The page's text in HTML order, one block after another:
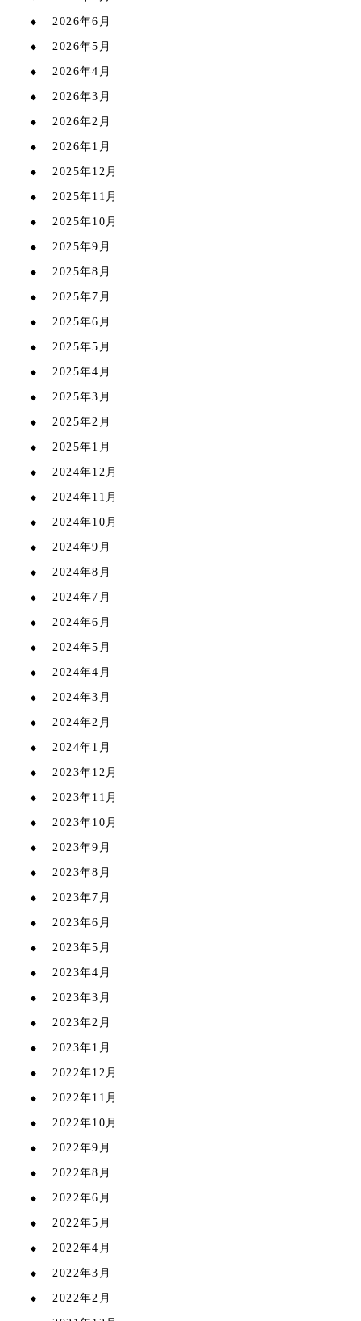
2026年6月
2026年5月
2026年4月
2026年3月
2026年2月
2026年1月
2025年12月
2025年11月
2025年10月
2025年9月
2025年8月
2025年7月
2025年6月
2025年5月
2025年4月
2025年3月
2025年2月
2025年1月
2024年12月
2024年11月
2024年10月
2024年9月
2024年8月
2024年7月
2024年6月
2024年5月
2024年4月
2024年3月
2024年2月
2024年1月
2023年12月
2023年11月
2023年10月
2023年9月
2023年8月
2023年7月
2023年6月
2023年5月
2023年4月
2023年3月
2023年2月
2023年1月
2022年12月
2022年11月
2022年10月
2022年9月
2022年8月
2022年6月
2022年5月
2022年4月
2022年3月
2022年2月